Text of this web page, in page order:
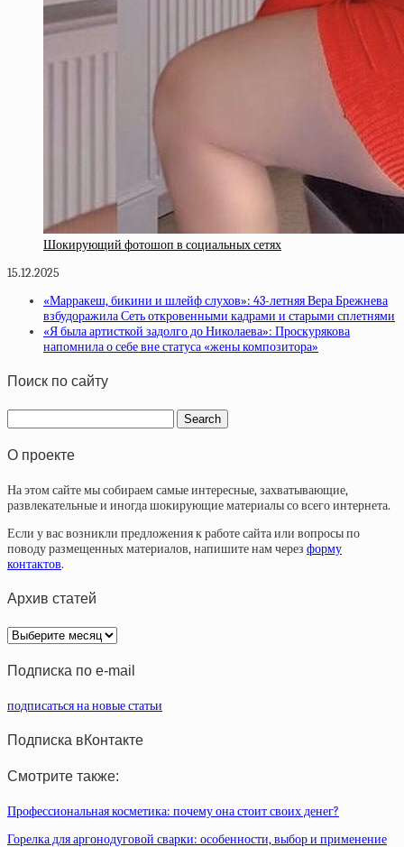
Шокирующий фотошоп в социальных сетях
15.12.2025
«Марракеш, бикини и шлейф слухов»: 43-летняя Вера Брежнева
взбудоражила Сеть откровенными кадрами и старыми сплетнями
«Я была артисткой задолго до Николаева»: Проскурякова
напомнила о себе вне статуса «жены композитора»
Поиск по сайту
О проекте
На этом сайте мы собираем самые интересные, захватывающие,
развлекательные и иногда шокирующие материалы со всего интернета.
Если у вас возникли предложения к работе сайта или вопросы по
поводу размещенных материалов, напишите нам через форму
контактов.
Архив статей
Архив
статей
Подписка по e-mail
подписаться на новые статьи
Подписка вКонтакте
Смотрите также:
Профессиональная косметика: почему она стоит своих денег?
Горелка для аргонодуговой сварки: особенности, выбор и применение